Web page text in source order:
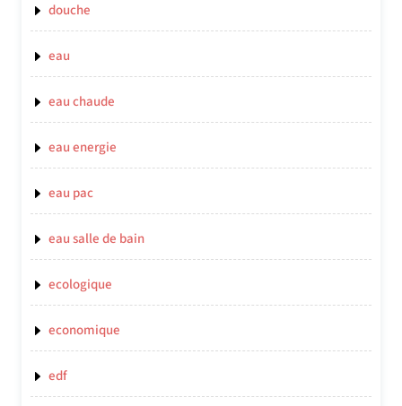
douche
eau
eau chaude
eau energie
eau pac
eau salle de bain
ecologique
economique
edf